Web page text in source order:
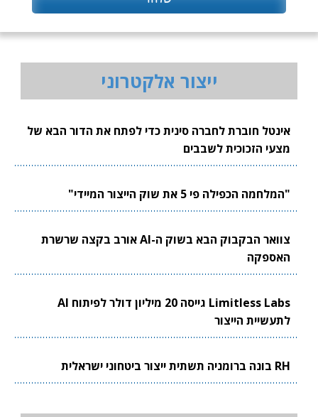
ייצור אלקטרוני
אינטל חוברת לחברה סינית כדי לפתח את הדור הבא של
מצעי הזכוכית לשבבים
"המלחמה הכפילה פי 5 את שוק הייצור המיידי"
צוואר הבקבוק הבא בשוק ה-AI אורב בקצה שרשרת
האספקה
Limitless Labs גייסה 20 מיליון דולר לפיתוח AI
לתעשיית הייצור
RH בונה ברומניה תשתית ייצור ביטחוני ישראלית